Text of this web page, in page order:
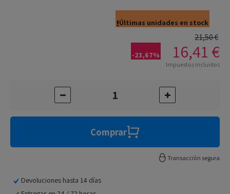
Últimas unidades en stock
21,50 €
-23,67% 16,41 €
Impuestos incluidos
Comprar
Transacción segura
Devoluciones hasta 14 días